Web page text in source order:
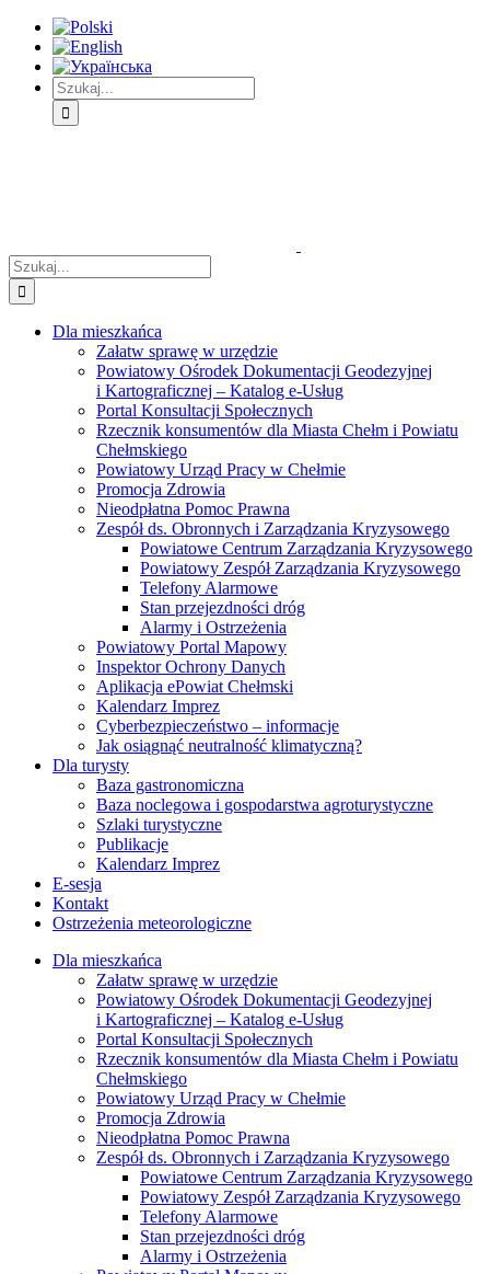
Skip
Treść
główna
Skip
Menu
główne
Skip
Menu
dodatkowe
Szukaj
Szukaj
Dla mieszkańca
Załatw sprawę w urzędzie
Powiatowy Ośrodek Dokumentacji Geodezyjnej
i Kartograficznej – Katalog e-Usług
Portal Konsultacji Społecznych
Rzecznik konsumentów dla Miasta Chełm i Powiatu
Chełmskiego
Powiatowy Urząd Pracy w Chełmie
Promocja Zdrowia
Nieodpłatna Pomoc Prawna
Zespół ds. Obronnych i Zarządzania Kryzysowego
Powiatowe Centrum Zarządzania Kryzysowego
Powiatowy Zespół Zarządzania Kryzysowego
Telefony Alarmowe
Stan przejezdności dróg
Alarmy i Ostrzeżenia
Powiatowy Portal Mapowy
Inspektor Ochrony Danych
Aplikacja ePowiat Chełmski
Kalendarz Imprez
Cyberbezpieczeństwo – informacje
Jak osiągnąć neutralność klimatyczną?
Dla turysty
Baza gastronomiczna
Baza noclegowa i gospodarstwa agroturystyczne
Szlaki turystyczne
Publikacje
Kalendarz Imprez
E-sesja
Kontakt
Ostrzeżenia meteorologiczne
Dla mieszkańca
Załatw sprawę w urzędzie
Powiatowy Ośrodek Dokumentacji Geodezyjnej
i Kartograficznej – Katalog e-Usług
Portal Konsultacji Społecznych
Rzecznik konsumentów dla Miasta Chełm i Powiatu
Chełmskiego
Powiatowy Urząd Pracy w Chełmie
Promocja Zdrowia
Nieodpłatna Pomoc Prawna
Zespół ds. Obronnych i Zarządzania Kryzysowego
Powiatowe Centrum Zarządzania Kryzysowego
Powiatowy Zespół Zarządzania Kryzysowego
Telefony Alarmowe
Stan przejezdności dróg
Alarmy i Ostrzeżenia